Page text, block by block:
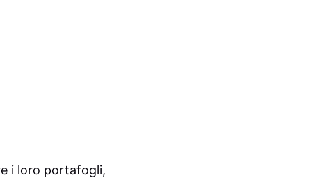
i loro portafogli,